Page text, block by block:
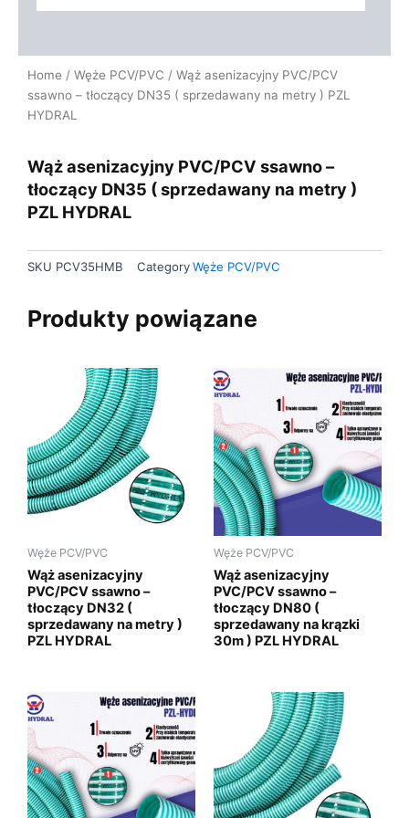
Home / Węże PCV/PVC / Wąż asenizacyjny PVC/PCV
ssawno – tłoczący DN35 ( sprzedawany na metry ) PZL
HYDRAL
Wąż asenizacyjny PVC/PCV ssawno –
tłoczący DN35 ( sprzedawany na metry )
PZL HYDRAL
SKU PCV35HMB CategoryWęże PCV/PVC
Produkty powiązane
Węże PCV/PVC
Wąż asenizacyjny
PVC/PCV ssawno –
tłoczący DN32 (
sprzedawany na metry )
PZL HYDRAL
Węże PCV/PVC
Wąż asenizacyjny
PVC/PCV ssawno –
tłoczący DN80 (
sprzedawany na krązki
30m ) PZL HYDRAL